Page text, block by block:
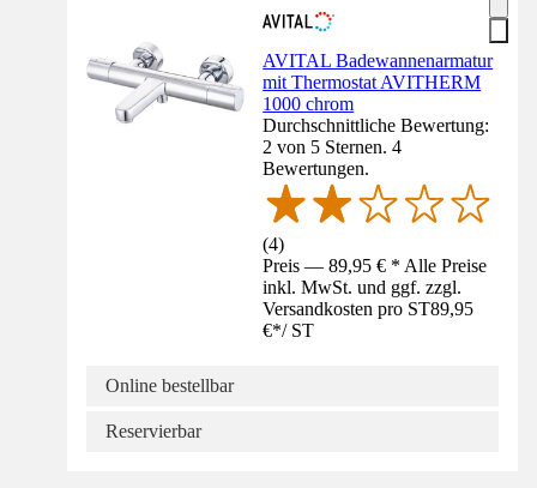
AVITAL Badewannenarmatur
mit Thermostat AVITHERM
1000 chrom
Durchschnittliche Bewertung:
2 von 5 Sternen. 4
Bewertungen.
(4)
Preis — 89,95 € * Alle Preise
inkl. MwSt. und ggf. zzgl.
Versandkosten pro ST89,95
€*/ ST
Online bestellbar
Reservierbar